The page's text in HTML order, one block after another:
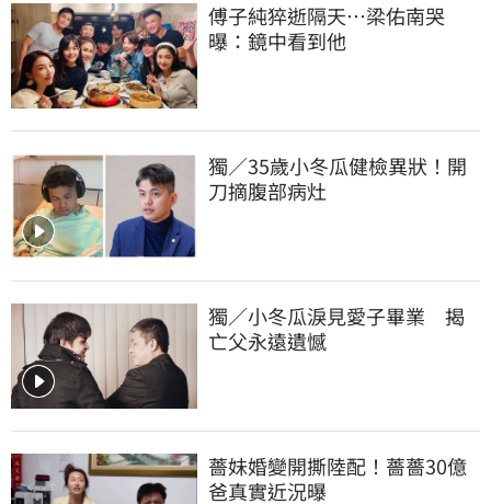
傅子純猝逝隔天…梁佑南哭
曝：鏡中看到他
獨／35歲小冬瓜健檢異狀！開
刀摘腹部病灶
獨／小冬瓜淚見愛子畢業　揭
亡父永遠遺憾
薔妹婚變開撕陸配！薔薔30億
爸真實近況曝